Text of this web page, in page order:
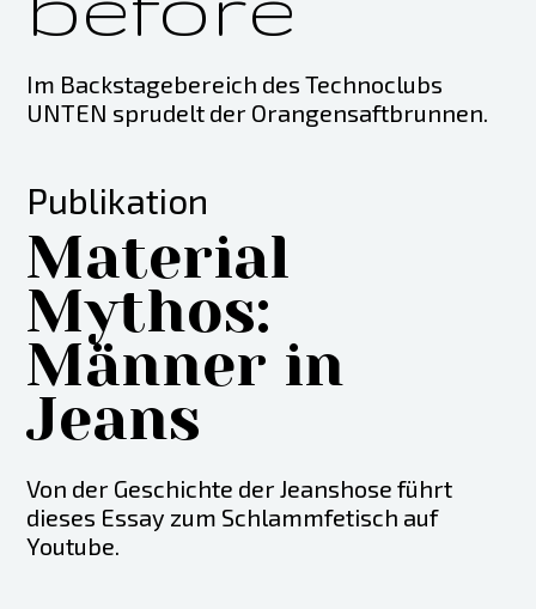
Im Backstagebereich des Technoclubs
UNTEN sprudelt der Orangensaftbrunnen.
Publikation
Material
Mythos:
Männer in
Jeans
Von der Geschichte der Jeanshose führt
dieses Essay zum Schlammfetisch auf
Youtube.